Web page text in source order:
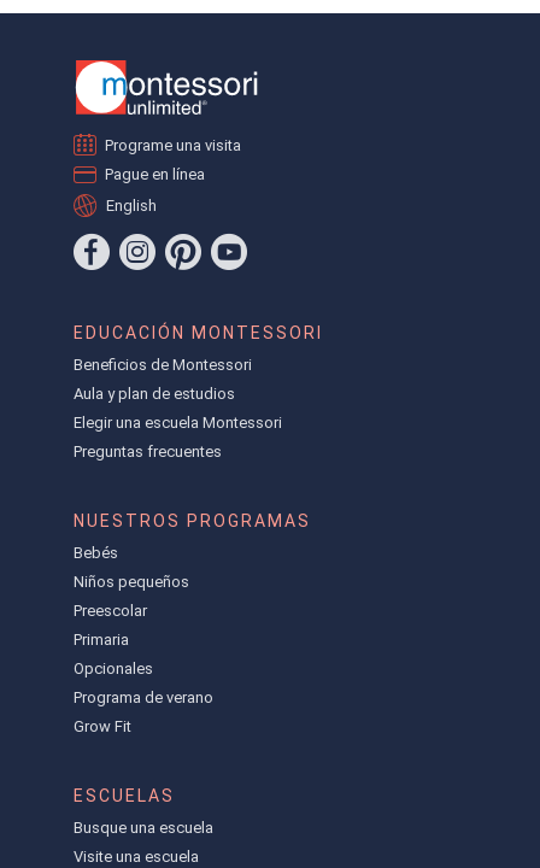
Programe una visita
Pague en línea
English
EDUCACIÓN MONTESSORI
Beneficios de Montessori
Aula y plan de estudios
Elegir una escuela Montessori
Preguntas frecuentes
NUESTROS PROGRAMAS
Bebés
Niños pequeños
Preescolar
Primaria
Opcionales
Programa de verano
Grow Fit
ESCUELAS
Busque una escuela
Visite una escuela